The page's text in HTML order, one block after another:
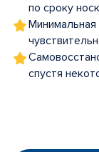
по сроку
спустя